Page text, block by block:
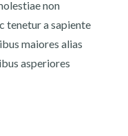
non
tenetur a sapiente
maiores alias
asperiores